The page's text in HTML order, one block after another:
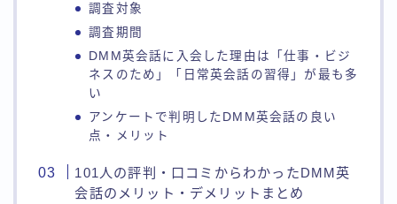
調査対象
調査期間
DMM英会話に入会した理由は「仕事・ビジ
ネスのため」「日常英会話の習得」が最も多
い
アンケートで判明したDMM英会話の良い
点・メリット
101人の評判・口コミからわかったDMM英
会話のメリット・デメリットまとめ